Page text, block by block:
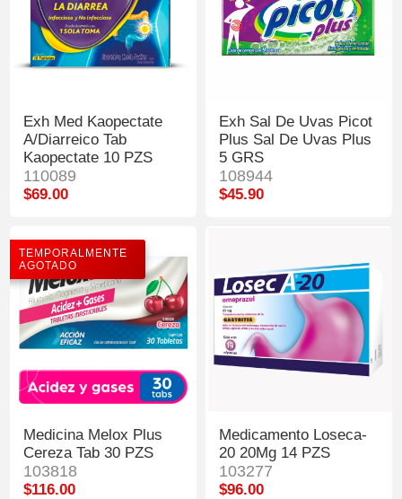
Exh Med Kaopectate
A/Diarreico Tab
Kaopectate 10 PZS
110089
$69.00
Exh Sal De Uvas Picot
Plus Sal De Uvas Plus
5 GRS
108944
$45.90
TEMPORALMENTE
AGOTADO
Medicina Melox Plus
Cereza Tab 30 PZS
103818
$116.00
Medicamento Loseca-
20 20Mg 14 PZS
103277
$96.00